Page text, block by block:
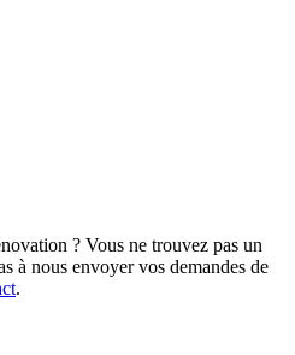
? Vous ne trouvez pas un
à nous envoyer vos demandes de
.